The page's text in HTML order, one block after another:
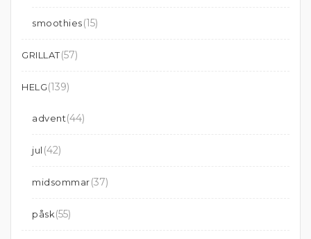
smoothies(15)
GRILLAT(57)
HELG(139)
advent(44)
jul (42)
midsommar(37)
påsk(55)